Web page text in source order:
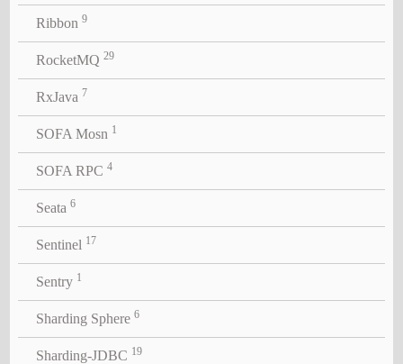
Ribbon 9
RocketMQ 29
RxJava 7
SOFA Mosn 1
SOFA RPC 4
Seata 6
Sentinel 17
Sentry 1
Sharding Sphere 6
Sharding-JDBC 19